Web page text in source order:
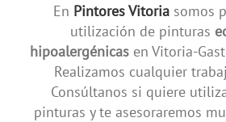
En Pintores Vitoria somos
utilización de pinturas
hipoalergénicasen Vitoria-
Realizamos cualquier
Consúltanos si quiere
pinturas y te asesoraremos